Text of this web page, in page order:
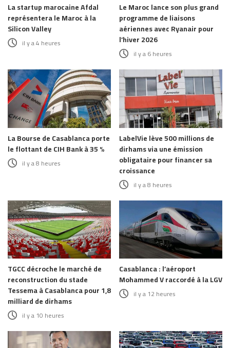
La startup marocaine Afdal
représentera le Maroc à la
Silicon Valley
il y a 4 heures
Le Maroc lance son plus grand
programme de liaisons
aériennes avec Ryanair pour
l’hiver 2026
il y a 6 heures
La Bourse de Casablanca porte
le flottant de CIH Bank à 35 %
il y a 8 heures
LabelVie lève 500 millions de
dirhams via une émission
obligataire pour financer sa
croissance
il y a 8 heures
TGCC décroche le marché de
reconstruction du stade
Tessema à Casablanca pour 1,8
milliard de dirhams
il y a 10 heures
Casablanca : l’aéroport
Mohammed V raccordé à la LGV
il y a 12 heures